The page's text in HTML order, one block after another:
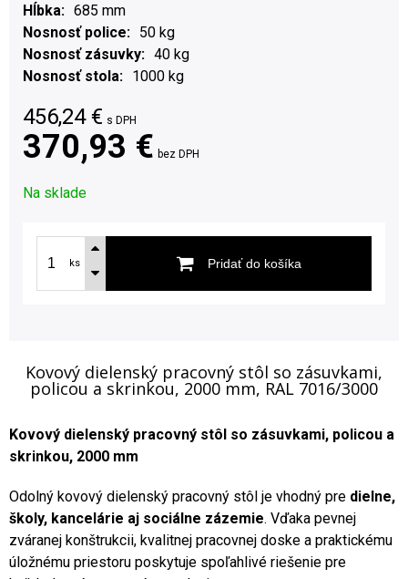
Hĺbka
685 mm
Nosnosť police
50 kg
Nosnosť zásuvky
40 kg
Nosnosť stola
1000 kg
456,24 € s DPH
370,93 € bez DPH
Na sklade
ks Pridať do košíka
Kovový dielenský pracovný stôl so zásuvkami,
policou a skrinkou, 2000 mm, RAL 7016/3000
Kovový dielenský pracovný stôl so zásuvkami, policou a
skrinkou, 2000 mm
Odolný kovový dielenský pracovný stôl je vhodný pre dielne,
školy, kancelárie aj sociálne zázemie. Vďaka pevnej
zváranej konštrukcii, kvalitnej pracovnej doske a praktickému
úložnému priestoru poskytuje spoľahlivé riešenie pre